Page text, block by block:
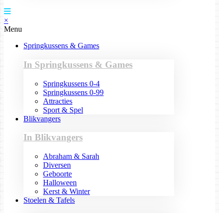
×
Menu
Springkussens & Games
In Springkussens & Games
Springkussens 0-4
Springkussens 0-99
Attracties
Sport & Spel
Blikvangers
In Blikvangers
Abraham & Sarah
Diversen
Geboorte
Halloween
Kerst & Winter
Stoelen & Tafels